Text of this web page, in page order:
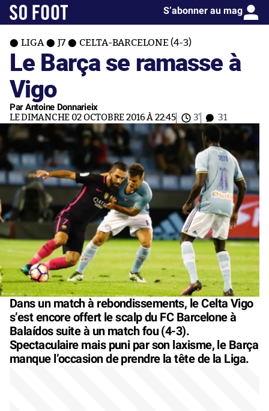
S’abonner au mag
LIGA J7 CELTA-BARCELONE (4-3)
Le Barça se ramasse à
Vigo
Par Antoine Donnarieix
LE DIMANCHE 02 OCTOBRE 2016 À 22:45 3' 31
Dans un match à rebondissements, le Celta Vigo
s’est encore offert le scalp du FC Barcelone à
Balaídos suite à un match fou (4-3).
Spectaculaire mais puni par son laxisme, le Barça
manque l’occasion de prendre la tête de la Liga.